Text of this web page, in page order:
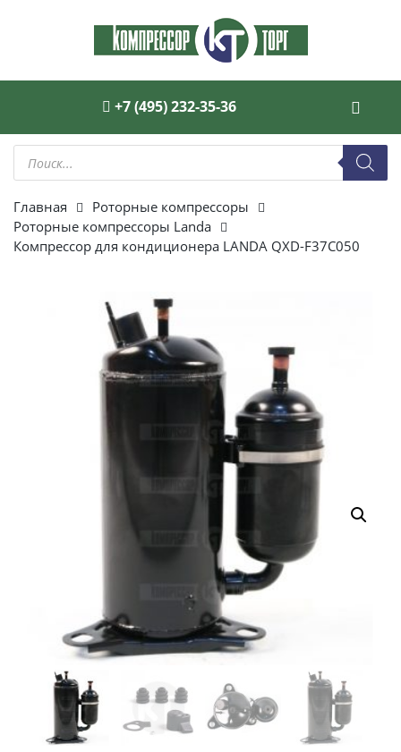
+7 (495) 232-35-36
Поиск
товаров
Главная
Роторные компрессоры
Роторные компрессоры Landa
Компрессор для кондиционера LANDA QXD-F37C050